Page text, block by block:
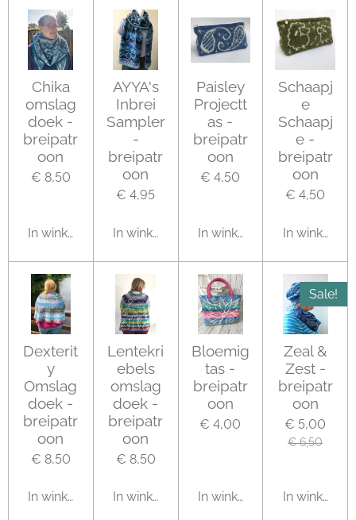
Chika
omslag
doek -
breipatr
oon
€ 8,50
In winkelwagen
AYYA's
Inbrei
Sampler
-
breipatr
oon
€ 4,95
In winkelwagen
Paisley
Projectt
as -
breipatr
oon
€ 4,50
In winkelwagen
Schaapj
e
Schaapj
e -
breipatr
oon
€ 4,50
In
Dexterit
y
Omslag
doek -
breipatr
oon
€ 8,50
In winkelwagen
Lentekri
ebels
omslag
doek -
breipatr
oon
€ 8,50
In winkelwagen
Bloemig
tas -
breipatr
oon
€ 4,00
In winkelwagen
Sale!
Zeal &
Zest -
breipatr
oon
€ 5,00
€ 6,50
In